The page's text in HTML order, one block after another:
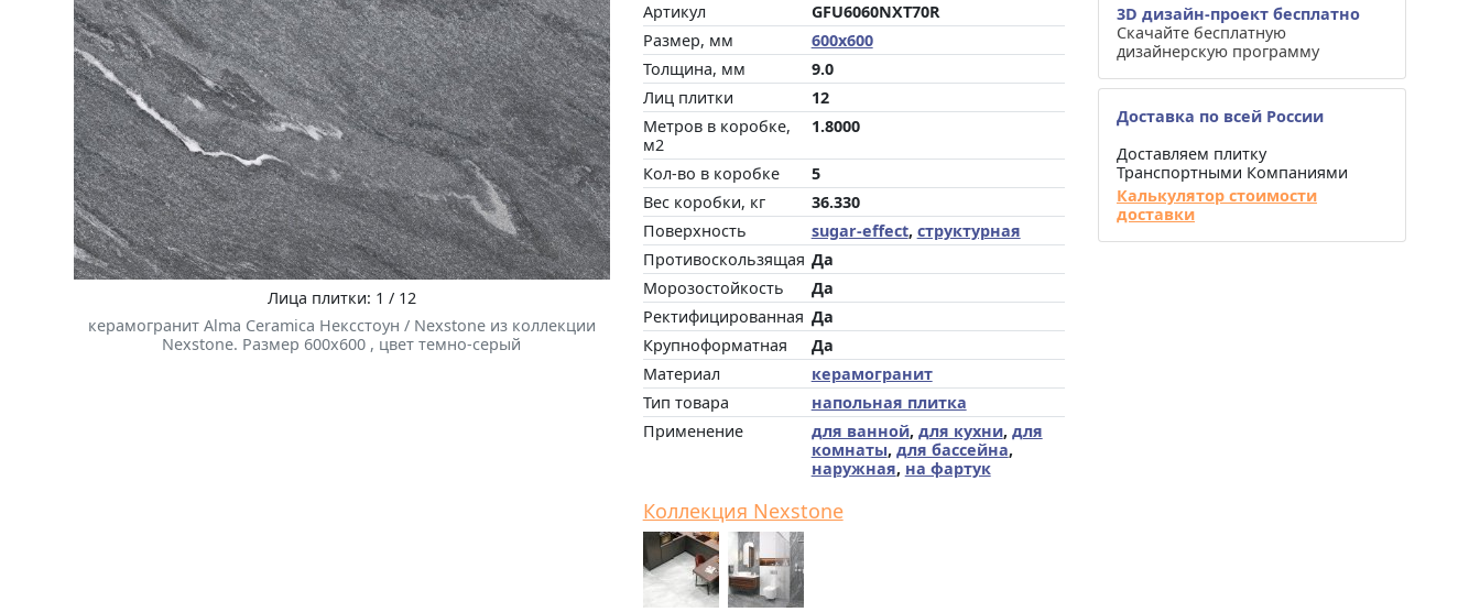
Лица плитки: 1 / 12
керамогранит Alma Ceramica Нексстоун / Nexstone из коллекции
Nexstone. Размер 600x600 , цвет темно-серый
Артикул
GFU6060NXT70R
Размер, мм
600x600
Толщина, мм
9.0
Лиц плитки
12
Метров в коробке,
м2
1.8000
Кол-во в коробке
5
Вес коробки, кг
36.330
Поверхность
sugar-effect, структурная
Противоскользящая Да
Морозостойкость
Да
Ректифицированная Да
Крупноформатная
Да
Материал
керамогранит
Тип товара
напольная плитка
Применение
для ванной, для кухни, для
комнаты, для бассейна,
наружная, на фартук
Коллекция Nexstone
3D дизайн-проект бесплатно
Скачайте бесплатную
дизайнерскую программу
Доставка по всей России
Доставляем плитку
Транспортными Компаниями
Калькулятор стоимости
доставки